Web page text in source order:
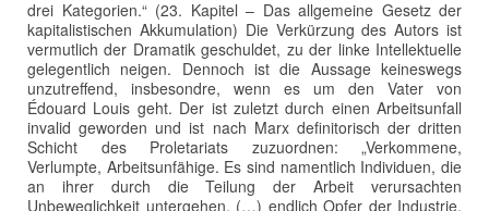
drei Kategorien.“ (23. Kapitel – Das allgemeine Gesetz der
kapitalistischen Akkumulation) Die Verkürzung des Autors ist
vermutlich der Dramatik geschuldet, zu der linke Intellektuelle
gelegentlich neigen. Dennoch ist die Aussage keineswegs
unzutreffend, insbesondre, wenn es um den Vater von
Édouard Louis geht. Der ist zuletzt durch einen Arbeitsunfall
invalid geworden und ist nach Marx definitorisch der dritten
Schicht des Proletariats zuzuordnen: „Verkommene,
Verlumpte, Arbeitsunfähige. Es sind namentlich Individuen, die
an ihrer durch die Teilung der Arbeit verursachten
Unbeweglichkeit untergehen, (…) endlich Opfer der Industrie,